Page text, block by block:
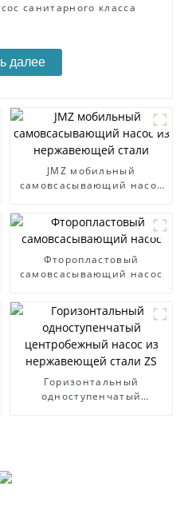
санитарного класса
далее
JMZ мобильный
самовсасывающий насос
Фторопластовый
самовсасывающий насос
Горизонтальный
одноступенчатый